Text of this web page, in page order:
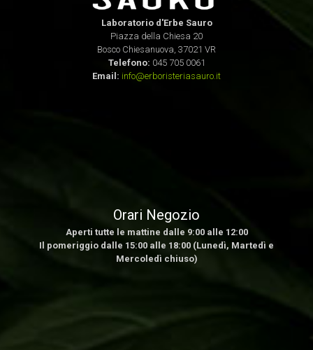
Laboratorio d'Erbe Sauro
Piazza della Chiesa 20
Bosco Chiesanuova, 37021 VR
Telefono: 045 705 0061
Email: info@erboristeriasauro.it
Orari Negozio
Aperti tutte le mattine dalle 9:00 alle 12:00
Il pomeriggio dalle 15:00 alle 18:00 (Lunedì, Martedì e
Mercoledì chiuso)